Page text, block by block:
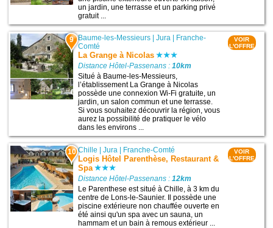
un jardin, une terrasse et un parking privé
gratuit ...
9 Baume-les-Messieurs |Jura
Franche-
Comté
La Grange à Nicolas
Distance Hôtel-Passenans :10km
Situé à Baume-les-Messieurs,
l’établissement La Grange à Nicolas
possède une connexion Wi-Fi gratuite, un
jardin, un salon commun et une terrasse.
Si vous souhaitez découvrir la région, vous
aurez la possibilité de pratiquer le vélo
dans les environs ...
VOIR
L'OFFRE
10 Chille |Jura | Franche-Comté
Logis Hôtel Parenthèse, Restaurant &
Spa
Distance Hôtel-Passenans :12km
Le Parenthese est situé à Chille, à 3 km du
centre de Lons-le-Saunier. Il possède une
piscine extérieure non chauffée ouverte en
été ainsi qu'un spa avec un sauna, un
hammam et un bain à remous extérieur ...
VOIR
L'OFFRE